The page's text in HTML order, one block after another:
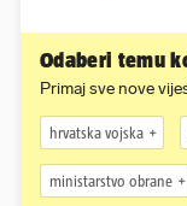
Odaberi temu
Primaj sve nove
hrvatska vojska
ministarstvo obrane